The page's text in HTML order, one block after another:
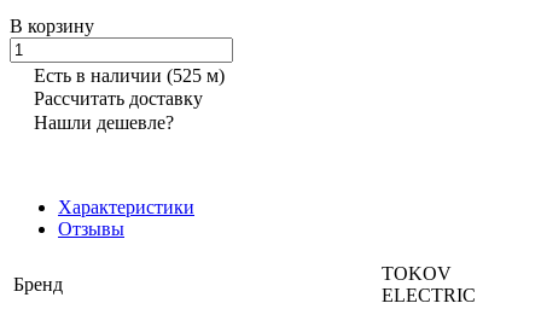
В корзину
Есть в наличии (525 м)
Рассчитать доставку
Нашли дешевле?
Характеристики
Отзывы
Бренд
TOKOV
ELECTRIC